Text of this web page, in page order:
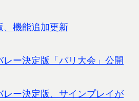
、機能追加更新
レー決定版「パリ大会」公開
レー決定版、サインプレイが